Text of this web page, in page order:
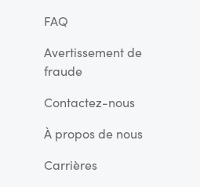
FAQ
Avertissement de
fraude
Contactez-nous
À propos de nous
Carrières